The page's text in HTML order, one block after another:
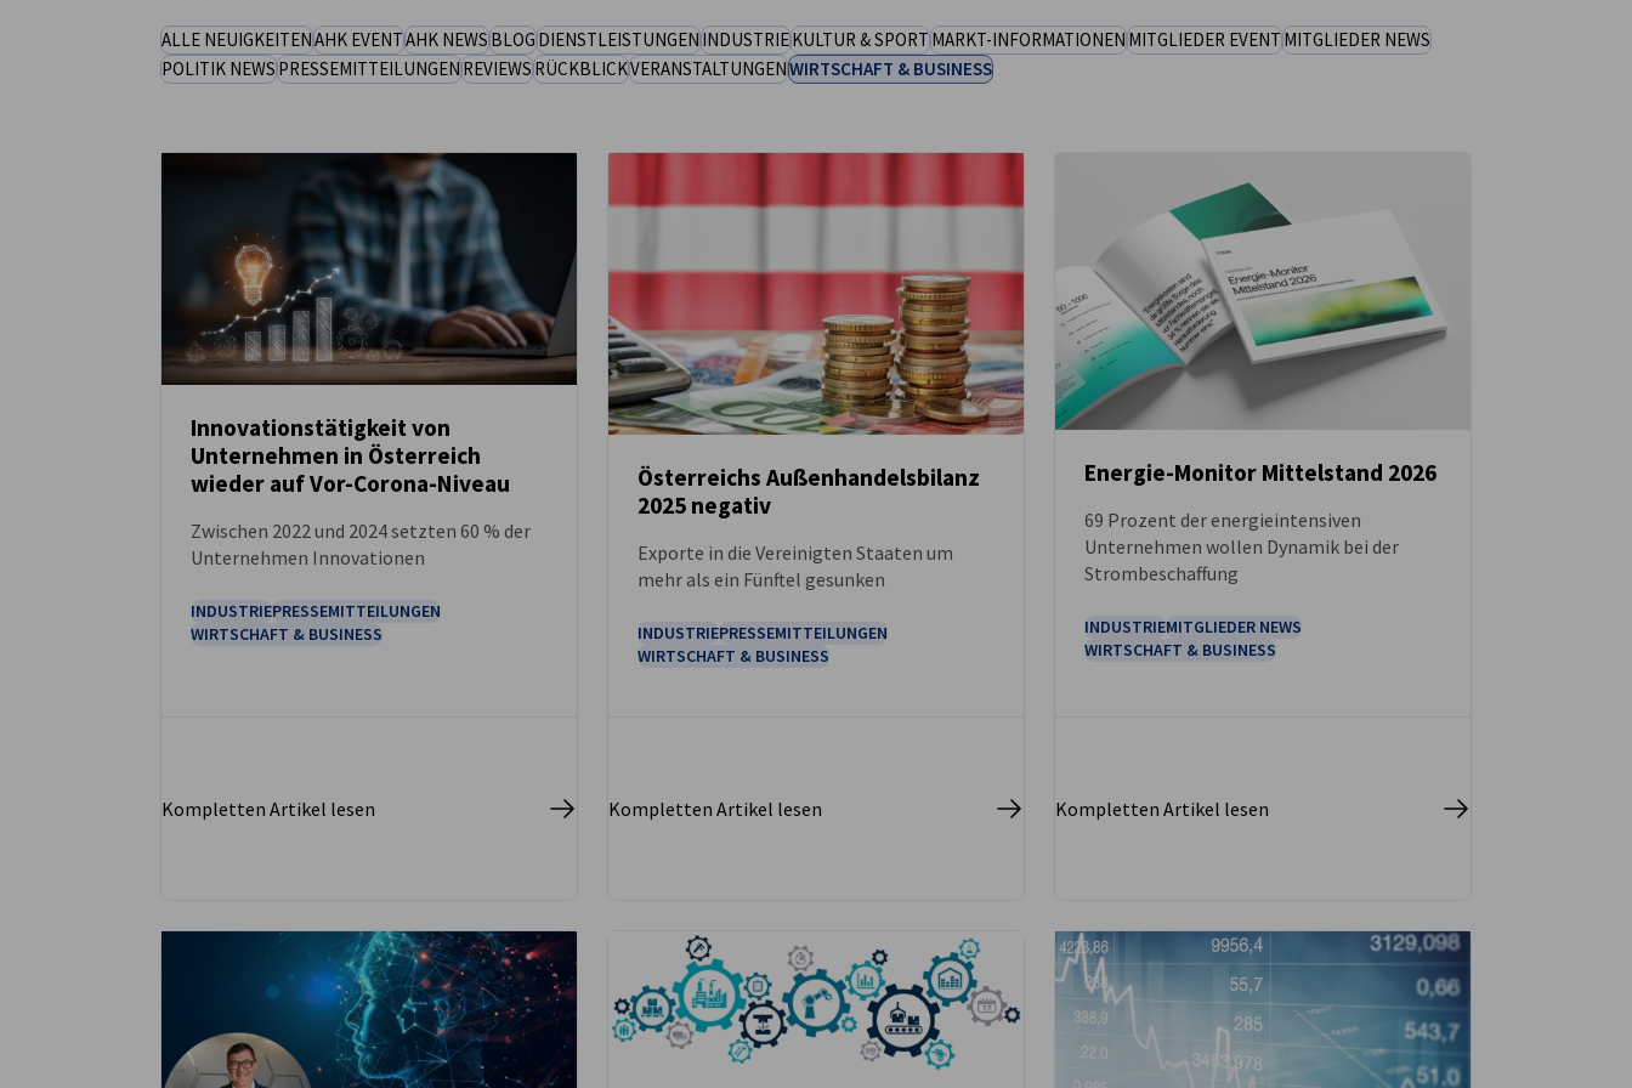
Austria
ALLE NEUIGKEITENAHK EVENTAHK NEWSBLOGDIENSTLEISTUNGENINDUSTRIEKULTUR & SPORTMARKT-INFORMATIONENMITGLIEDER EVENTMITGLIEDER NEWS
POLITIK NEWSPRESSEMITTEILUNGENREVIEWSRÜCKBLICKVERANSTALTUNGENWIRTSCHAFT & BUSINESS
NEUIGKEITEN
Innovationstätigkeit von
Unternehmen in Österreich
wieder auf Vor-Corona-Niveau
Zwischen 2022 und 2024 setzten 60 % der
Unternehmen Innovationen
INDUSTRIEPRESSEMITTEILUNGEN
WIRTSCHAFT & BUSINESS
Kompletten Artikel lesen
Österreichs Außenhandelsbilanz
2025 negativ
Exporte in die Vereinigten Staaten um
mehr als ein Fünftel gesunken
INDUSTRIEPRESSEMITTEILUNGEN
WIRTSCHAFT & BUSINESS
Kompletten Artikel lesen
NEUIGKEITEN
Energie-Monitor Mittelstand 2026
69 Prozent der energieintensiven
Unternehmen wollen Dynamik bei der
Strombeschaffung
INDUSTRIEMITGLIEDER NEWS
WIRTSCHAFT & BUSINESS
Kompletten Artikel lesen